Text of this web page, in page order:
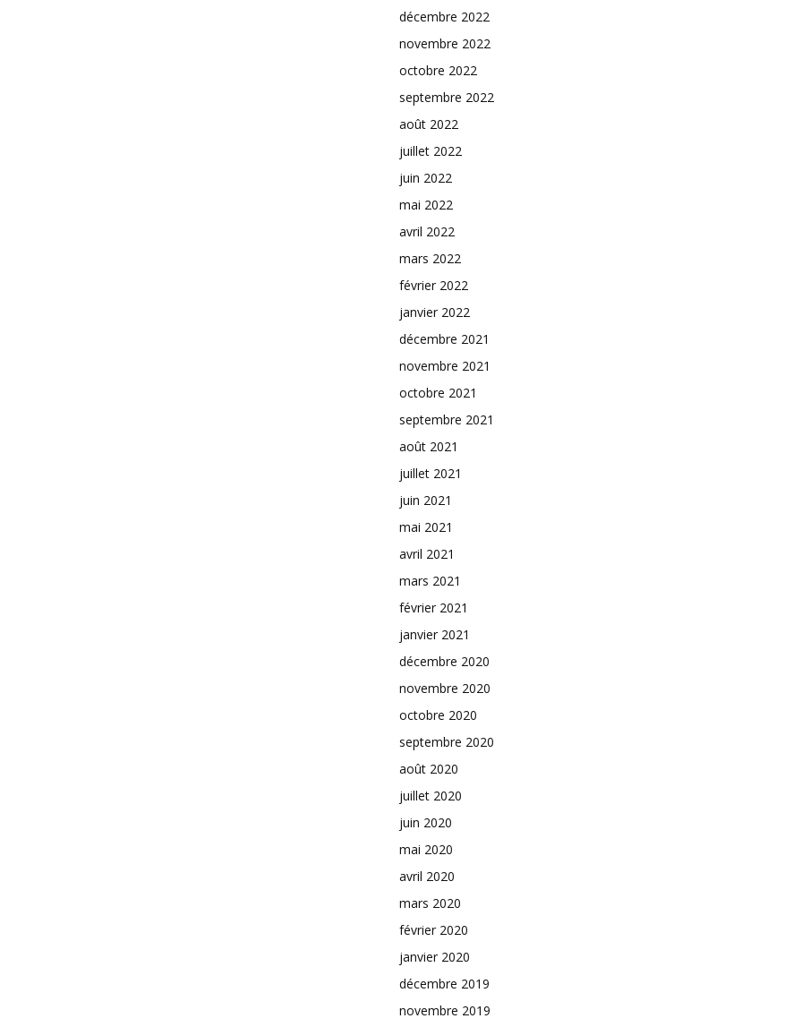
décembre 2022
novembre 2022
octobre 2022
septembre 2022
août 2022
juillet 2022
juin 2022
mai 2022
avril 2022
mars 2022
février 2022
janvier 2022
décembre 2021
novembre 2021
octobre 2021
septembre 2021
août 2021
juillet 2021
juin 2021
mai 2021
avril 2021
mars 2021
février 2021
janvier 2021
décembre 2020
novembre 2020
octobre 2020
septembre 2020
août 2020
juillet 2020
juin 2020
mai 2020
avril 2020
mars 2020
février 2020
janvier 2020
décembre 2019
novembre 2019